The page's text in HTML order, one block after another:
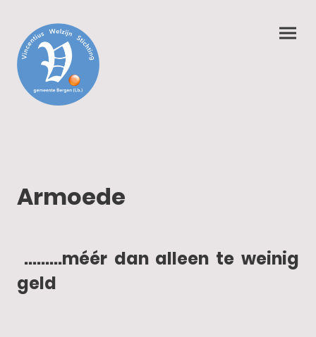
Armoede
.........méér dan alleen te weinig
geld